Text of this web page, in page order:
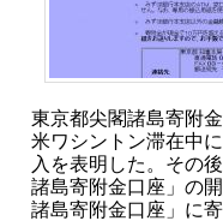
東京都尖閣諸島寄附
米ワシントン滞在中
入を表明した。その
諸島寄附金口座」の
諸島寄附金口座」に